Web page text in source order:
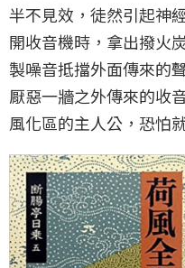
半不見效，徒然引起神
開收音機時，拿出撥火
製噪音抵擋外面傳來的
厭惡一牆之外傳來的收
風化區的主人公，恐怕